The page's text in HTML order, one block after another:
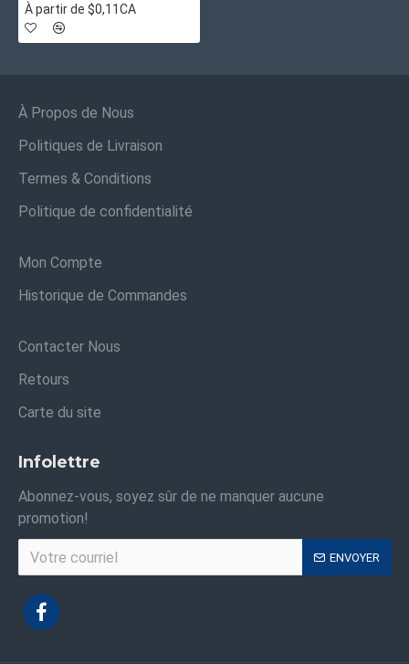
À partir de $0,11CA
À Propos de Nous
Politiques de Livraison
Termes & Conditions
Politique de confidentialité
Mon Compte
Historique de Commandes
Contacter Nous
Retours
Carte du site
Infolettre
Abonnez-vous, soyez sûr de ne manquer aucune
promotion!
ENVOYER